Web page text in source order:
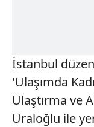
İstanbul
'Ulaşımda
Ulaştırma ve
Uraloğlu ile